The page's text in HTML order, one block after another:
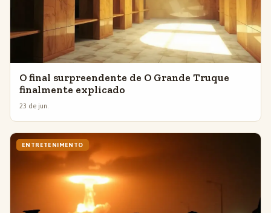
O final surpreendente de O Grande Truque
finalmente explicado
23 de jun.
ENTRETENIMENTO